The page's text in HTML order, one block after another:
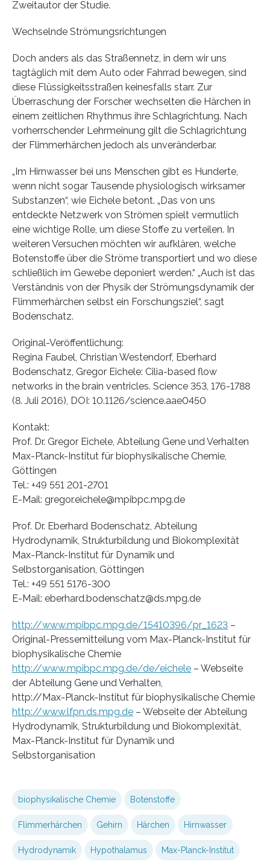
Zweitautor der Studie.
Wechselnde Strömungsrichtungen
Doch anders als das Straßennetz, in dem wir uns
tagtäglich mit dem Auto oder Fahrrad bewegen, sind
diese Flüssigkeitsstraßen keinesfalls starr. Zur
Überraschung der Forscher wechselten die Härchen in
einem zeitlichen Rhythmus ihre Schlagrichtung. Nach
vorherrschender Lehrmeinung gilt die Schlagrichtung
der Flimmerhärchen jedoch als unveränderbar.
„Im Hirnwasser bei uns Menschen gibt es Hunderte,
wenn nicht sogar Tausende physiologisch wirksamer
Substanzen“, wie Eichele betont. „Das von uns
entdeckte Netzwerk von Strömen spielt vermutlich
eine wichtige Rolle, um diese Stoffe zu verteilen. In
weiteren Versuchen möchten wir aufklären, welche
Botenstoffe über die Ströme transportiert und wo diese
schließlich im Gewebe deponiert werden.“ „Auch ist das
Verständnis von der Physik der Strömungsdynamik der
Flimmerhärchen selbst ein Forschungsziel“, sagt
Bodenschatz.
Original-Veröffentlichung:
Regina Faubel, Christian Westendorf, Eberhard
Bodenschatz, Gregor Eichele: Cilia-based flow
networks in the brain ventricles. Science 353, 176-1788
(8. Juli 2016), DOI: 10.1126/science.aae0450
Kontakt:
Prof. Dr. Gregor Eichele, Abteilung Gene und Verhalten
Max-Planck-Institut für biophysikalische Chemie,
Göttingen
Tel.: +49 551 201-2701
E-Mail: gregor.eichele@mpibpc.mpg.de
Prof. Dr. Eberhard Bodenschatz, Abteilung
Hydrodynamik, Strukturbildung und Biokomplexität
Max-Planck-Institut für Dynamik und
Selbstorganisation, Göttingen
Tel.: +49 551 5176-300
E-Mail: eberhard.bodenschatz@ds.mpg.de
http://www.mpibpc.mpg.de/15410396/pr_1623 –
Original-Pressemitteilung vom Max-Planck-Institut für
biophysikalische Chemie
http://www.mpibpc.mpg.de/de/eichele – Webseite
der Abteilung Gene und Verhalten,
http://Max-Planck-Institut für biophysikalische Chemie
http://www.lfpn.ds.mpg.de – Webseite der Abteilung
Hydrodynamik, Strukturbildung und Biokomplexität,
Max-Planck-Institut für Dynamik und
Selbstorganisation
biophysikalische Chemie Botenstoffe
Flimmerhärchen Gehirn Härchen Hirnwasser
Hydrodynamik Hypothalamus Max-Planck-Institut